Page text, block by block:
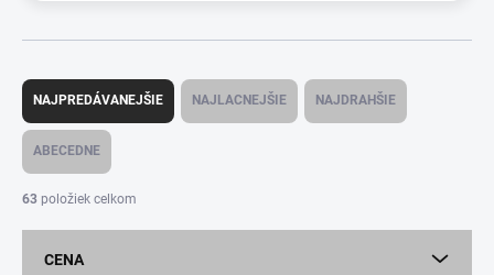
R
d
n
i
NAJPREDÁVANEJŠIE NAJLACNEJŠIE NAJDRAHŠIE
ABECEDNE
63 položiek celkom
CENA